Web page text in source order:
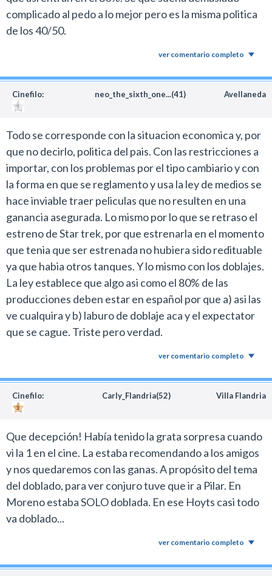
complicado al pedo a lo mejor pero es la misma politica
de los 40/50.
ver comentario completo
Cinefilo: neo_the_sixth_one...(41) Avellaneda
Todo se corresponde con la situacion economica y, por
que no decirlo, politica del pais. Con las restricciones a
importar, con los problemas por el tipo cambiario y con
la forma en que se reglamento y usa la ley de medios se
hace inviable traer peliculas que no resulten en una
ganancia asegurada. Lo mismo por lo que se retraso el
estreno de Star trek, por que estrenarla en el momento
que tenia que ser estrenada no hubiera sido redituable
ya que habia otros tanques. Y lo mismo con los doblajes.
La ley establece que algo asi como el 80% de las
producciones deben estar en español por que a) asi las
ve cualquira y b) laburo de doblaje aca y el expectator
que se cague. Triste pero verdad.
ver comentario completo
Cinefilo: Carly_Flandria(52) Villa Flandria
Que decepción! Había tenido la grata sorpresa cuando
vi la 1 en el cine. La estaba recomendando a los amigos
y nos quedaremos con las ganas. A propósito del tema
del doblado, para ver conjuro tuve que ir a Pilar. En
Moreno estaba SOLO doblada. En ese Hoyts casi todo
va doblado...
ver comentario completo